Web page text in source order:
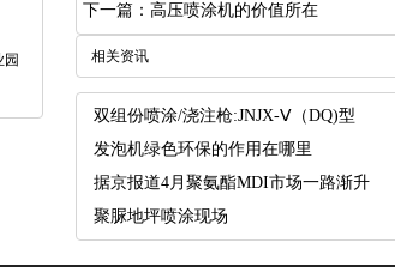
园
下一篇：高压喷涂机的价值所在
相关资讯
双组份喷涂/浇注枪:JNJX-Ⅴ（DQ)型
发泡机绿色环保的作用在哪里
据京报道4月聚氨酯MDI市场一路渐升
聚脲地坪喷涂现场